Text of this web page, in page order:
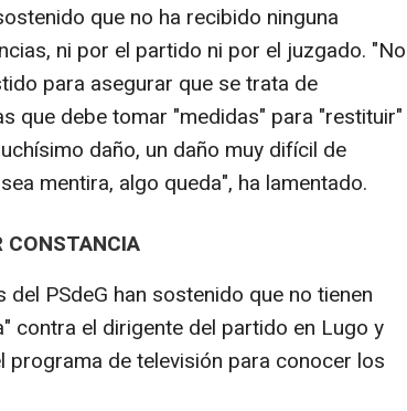
que no ha recibido ninguna
ni por el partido ni por el juzgado. "No
para asegurar que se trata de
que debe tomar "medidas" para "restituir"
daño, un daño muy difícil de
mentira, algo queda", ha lamentado.
CONSTANCIA
PSdeG han sostenido que no tienen
contra el dirigente del partido en Lugo y
programa de televisión para conocer los